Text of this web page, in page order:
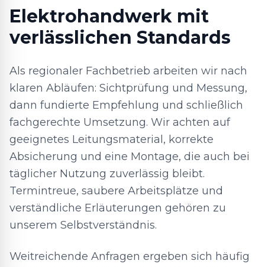
Elektrohandwerk mit
verlässlichen Standards
Als regionaler Fachbetrieb arbeiten wir nach
klaren Abläufen: Sichtprüfung und Messung,
dann fundierte Empfehlung und schließlich
fachgerechte Umsetzung. Wir achten auf
geeignetes Leitungsmaterial, korrekte
Absicherung und eine Montage, die auch bei
täglicher Nutzung zuverlässig bleibt.
Termintreue, saubere Arbeitsplätze und
verständliche Erläuterungen gehören zu
unserem Selbstverständnis.
Weitreichende Anfragen ergeben sich häufig